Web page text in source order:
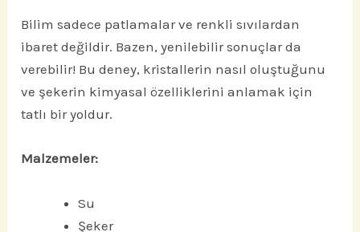
Bilim sadece patlamalar ve renkli sıvılardan
ibaret değildir. Bazen, yenilebilir sonuçlar da
verebilir! Bu deney, kristallerin nasıl oluştuğunu
ve şekerin kimyasal özelliklerini anlamak için
tatlı bir yoldur.
Malzemeler:
Su
Şeker